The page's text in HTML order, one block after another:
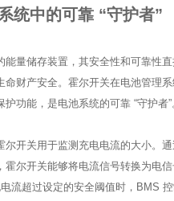
统中的可靠 “守护者”
能量储存装置，其安全性和可靠性
命财产安全。霍尔开关在电池管理
功能，是电池系统的可靠 “守护者”
尔开关用于监测充电电流的大小。
霍尔开关能够将电流信号转换为电
流超过设定的安全阈值时，BMS